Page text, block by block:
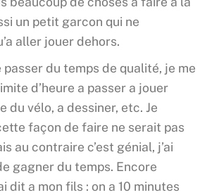
un petit garcon qui ne
aller jouer dehors.
passer du temps de qualité, je me
d’heure a passer a jouer
du vélo, a dessiner, etc. Je
façon de faire ne serait pas
au contraire c’est génial, j’ai
gagner du temps. Encore
dit a mon fils : on a 10 minutes